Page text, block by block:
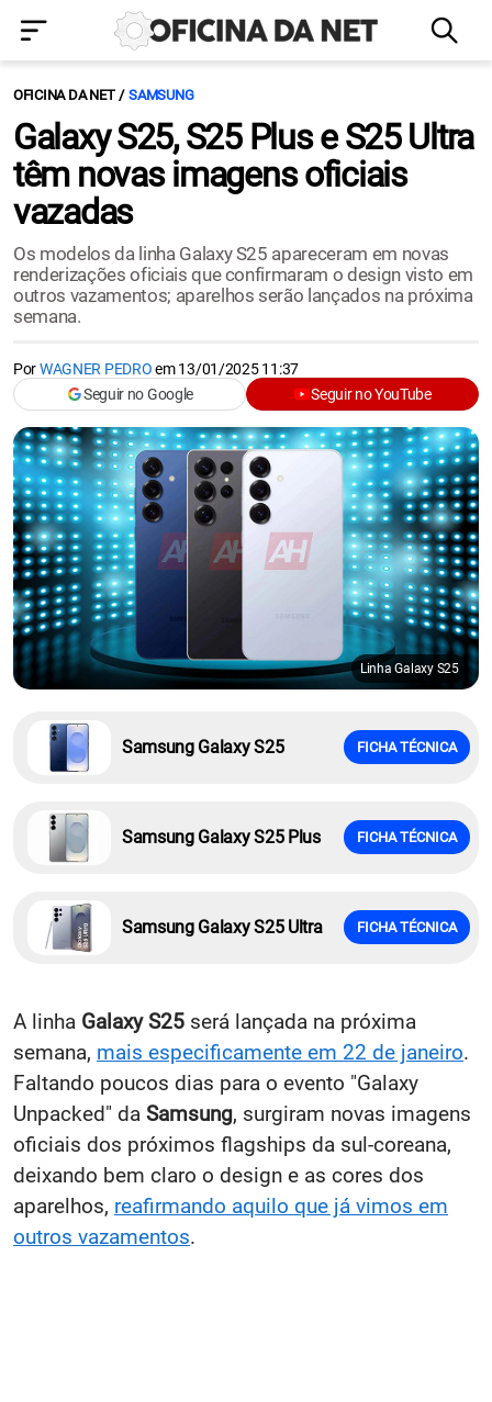
OFICINA DA NET SAMSUNG
Galaxy S25, S25 Plus e S25 Ultra
têm novas imagens oficiais
vazadas
Os modelos da linha Galaxy S25 apareceram em novas
renderizações oficiais que confirmaram o design visto em
outros vazamentos; aparelhos serão lançados na próxima
semana.
PorWAGNER PEDROem13/01/2025 11:37
Seguir no Google
Seguir no YouTube
Linha Galaxy S25
Samsung Galaxy S25 FICHA TÉCNICA
Samsung Galaxy S25 Plus FICHA TÉCNICA
Samsung Galaxy S25 Ultra FICHA TÉCNICA
A linha Galaxy S25 será lançada na próxima
semana, mais especificamente em 22 de janeiro.
Faltando poucos dias para o evento "Galaxy
Unpacked" da Samsung, surgiram novas imagens
oficiais dos próximos flagships da sul-coreana,
deixando bem claro o design e as cores dos
aparelhos, reafirmando aquilo que já vimos em
outros vazamentos.